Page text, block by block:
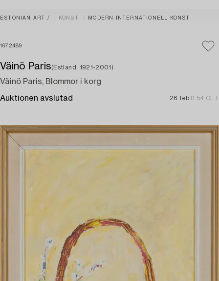
ESTONIAN ART KONST MODERN INTERNATIONELL KONST
1672489
Väinö Paris(Estland, 1921-2001)
Väinö Paris, Blommor i korg
Auktionen avslutad 26 feb11:54 CET